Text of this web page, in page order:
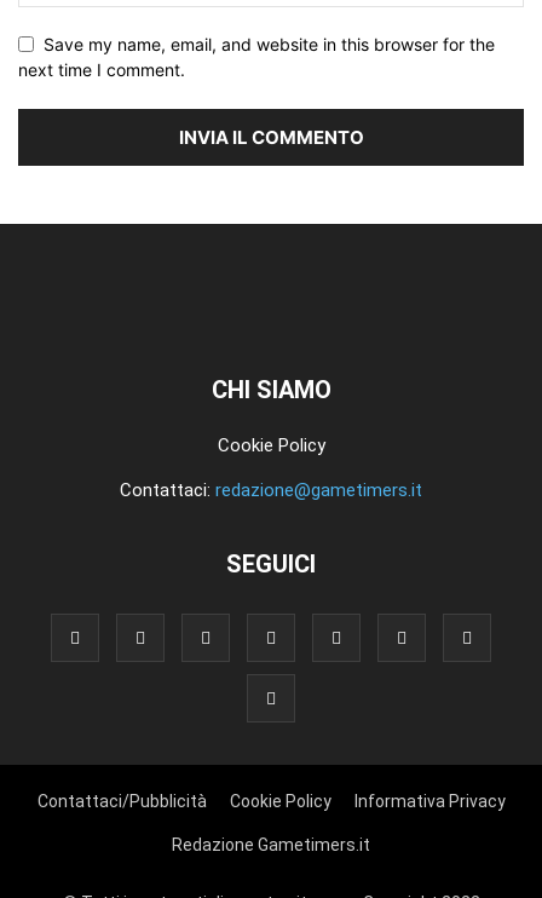
Save my name, email, and website in this browser for the
next time I comment.
CHI SIAMO
Cookie Policy
Contattaci: redazione@gametimers.it
SEGUICI
Contattaci/Pubblicità Cookie Policy Informativa Privacy
Redazione Gametimers.it